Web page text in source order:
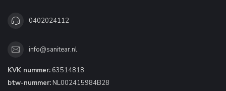
0402024112
info@sanitear.nl
KVK nummer: 63514818
btw-nummer: NL002415984B28